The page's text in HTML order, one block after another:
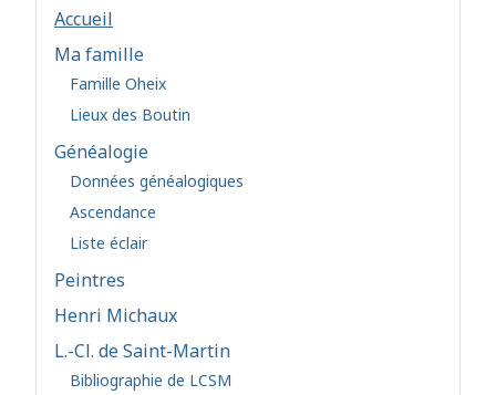
Accueil
Ma famille
Famille Oheix
Lieux des Boutin
Généalogie
Données généalogiques
Ascendance
Liste éclair
Peintres
Henri Michaux
L.-Cl. de Saint-Martin
Bibliographie de LCSM